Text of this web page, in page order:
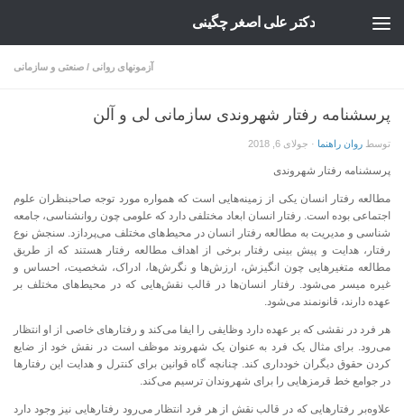
دکتر علی اصغر چگینی
آزمونهای روانی / صنعتی و سازمانی
پرسشنامه رفتار شهروندی سازمانی لی و آلن
توسط روان راهنما · جولای 6, 2018
پرسشنامه رفتار شهروندی
مطالعه رفتار انسان یکی از زمینه‌هایی است که همواره مورد توجه صاحبنظران علوم
اجتماعی بوده است. رفتار انسان ابعاد مختلفی دارد که علومی چون روانشناسی، جامعه
شناسی و مدیریت به مطالعه رفتار انسان در محیط‌های مختلف می‌پردازد. سنجش نوع
رفتار، هدایت و پیش بینی رفتار برخی از اهداف مطالعه رفتار هستند که از طریق
مطالعه متغیرهایی چون انگیزش، ارزش‌ها و نگرش‌ها، ادراک، شخصیت، احساس و
غیره میسر می‌شود. رفتار انسان‌ها در قالب نقش‌هایی که در محیط‌های مختلف بر
عهده دارند، قانونمند می‌شود.
هر فرد در نقشی که بر عهده دارد وظایفی را ایفا می‌کند و رفتارهای خاصی از او انتظار
می‌رود. برای مثال یک فرد به عنوان یک شهروند موظف است در نقش خود از ضایع
کردن حقوق دیگران خودداری کند. چنانچه گاه قوانین برای کنترل و هدایت این رفتارها
در جوامع خط قرمزهایی را برای شهروندان ترسیم می‌کند.
علاوه‌بر رفتارهایی که در قالب نقش از هر فرد انتظار می‌رود رفتارهایی نیز وجود دارد